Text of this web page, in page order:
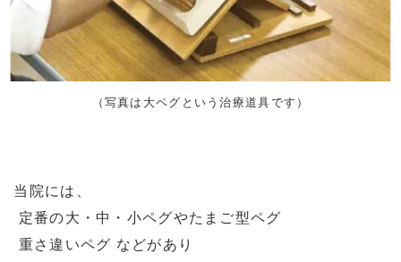
（写真は大ペグという治療道具です）
当院には、
定番の大・中・小ペグやたまご型ペグ
重さ違いペグ などがあり